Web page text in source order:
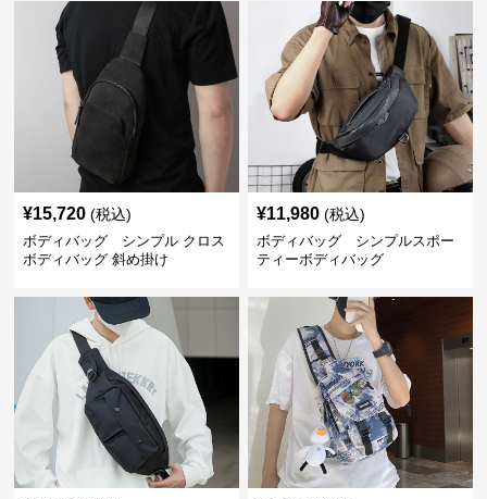
¥15,720 (税込)
ボディバッグ シンプル クロス
ボディバッグ 斜め掛け
¥11,980 (税込)
ボディバッグ シンプルスポー
ティーボディバッグ